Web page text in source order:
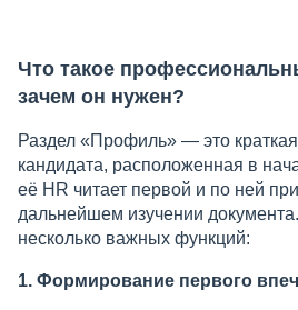
Что такое
зачем он нужен?
Раздел «Профиль» — это краткая
кандидата, расположенная в
её HR читает первой и по ней
дальнейшем изучении
несколько важных функций:
1. Формирование первого